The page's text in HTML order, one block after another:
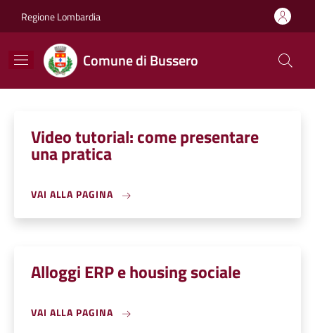
Regione Lombardia
Comune di Bussero
Video tutorial: come presentare
una pratica
VAI ALLA PAGINA
Alloggi ERP e housing sociale
VAI ALLA PAGINA